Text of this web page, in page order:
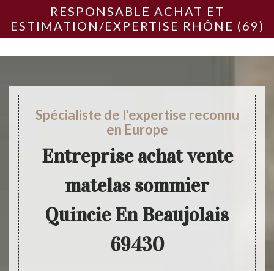
RESPONSABLE ACHAT ET
ESTIMATION/EXPERTISE RHÔNE (69)
Spécialiste de l'expertise reconnu
en Europe
Entreprise achat vente
matelas sommier
Quincie En Beaujolais
69430